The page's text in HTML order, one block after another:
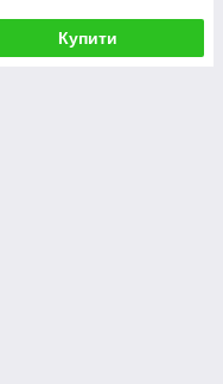
Купити